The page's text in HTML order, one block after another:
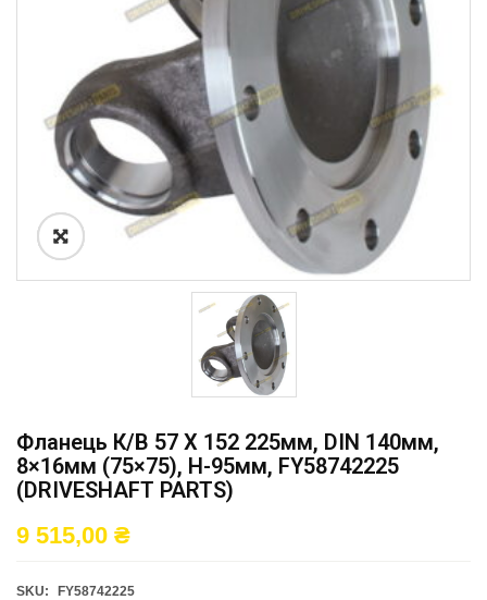
Фланець К/в 57 X 152 225мм, DIN 140мм,
8×16мм (75×75), H-95мм, FY58742225
(DRIVESHAFT PARTS)
9 515,00 ₴
SKU: FY58742225